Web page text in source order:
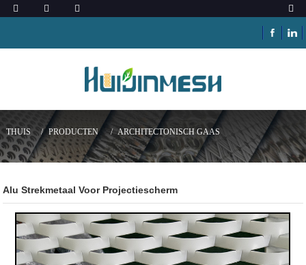
THUIS PRODUCTEN ARCHITECTONISCH GAAS
Alu Strekmetaal Voor Projectiescherm